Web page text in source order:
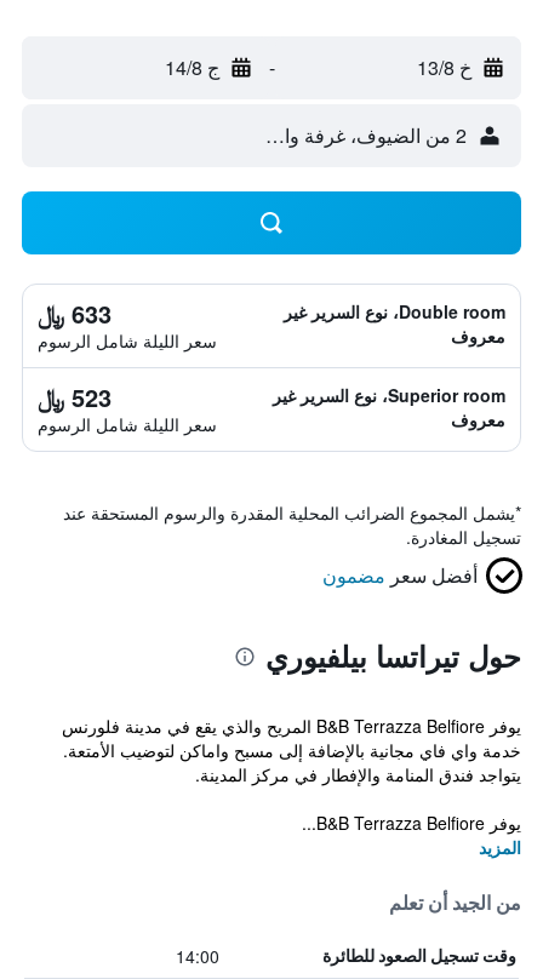
خ 13/8 - ج 14/8
2 من الضيوف، غرفة واحدة
Double room، نوع السرير غير
معروف
633 ﷼
سعر الليلة شامل الرسوم
Superior room، نوع السرير غير
معروف
523 ﷼
سعر الليلة شامل الرسوم
*يشمل المجموع الضرائب المحلية المقدرة والرسوم المستحقة عند
تسجيل المغادرة.
أفضل سعر مضمون
حول تيراتسا بيلفيوري
يوفر B&B Terrazza Belfiore المريح والذي يقع في مدينة فلورنس
خدمة واي فاي مجانية بالإضافة إلى مسبح واماكن لتوضيب الأمتعة.
يتواجد فندق المنامة والإفطار في مركز المدينة.
يوفر B&B Terrazza Belfiore...
المزيد
من الجيد أن تعلم
وقت تسجيل الصعود للطائرة 14:00